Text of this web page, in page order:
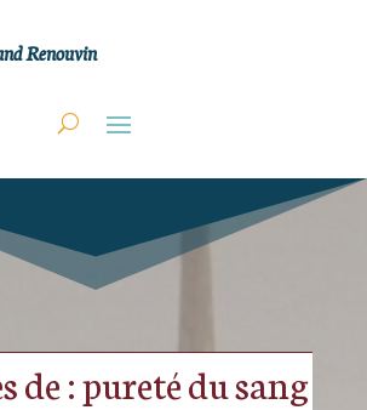
Renouvin
de : pureté du sang